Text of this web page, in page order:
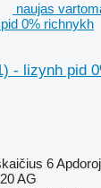
naujas
0% richnykh
- lizynh pid
6
AG